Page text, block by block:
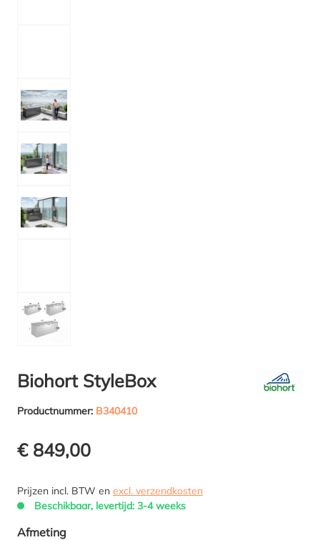
Biohort StyleBox
Productnummer: B340410
€ 849,00
Prijzen incl. BTW en excl. verzendkosten
Beschikbaar, levertijd: 3-4 weeks
Selecteer
Afmeting